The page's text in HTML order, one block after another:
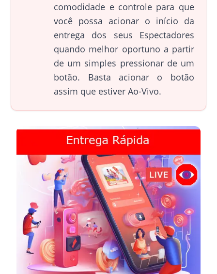
comodidade e controle para que
você possa acionar o início da
entrega dos seus Espectadores
quando melhor oportuno a partir
de um simples pressionar de um
botão. Basta acionar o botão
assim que estiver Ao-Vivo.